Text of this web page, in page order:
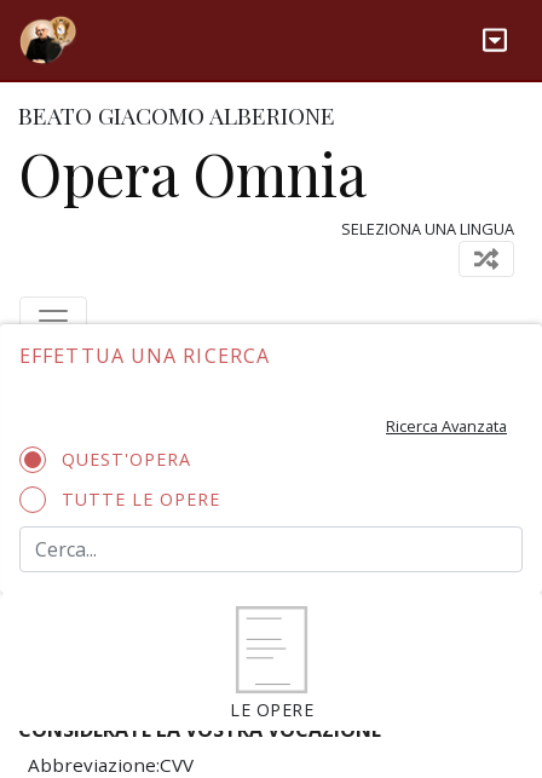
BEATO GIACOMO ALBERIONE
Opera Omnia
SELEZIONA UNA LINGUA
EFFETTUA UNA RICERCA
Ricerca Avanzata
QUEST'OPERA
TUTTE LE OPERE
LE OPERE
CONSIDERATE LA VOSTRA VOCAZIONE
Abbreviazione:CVV